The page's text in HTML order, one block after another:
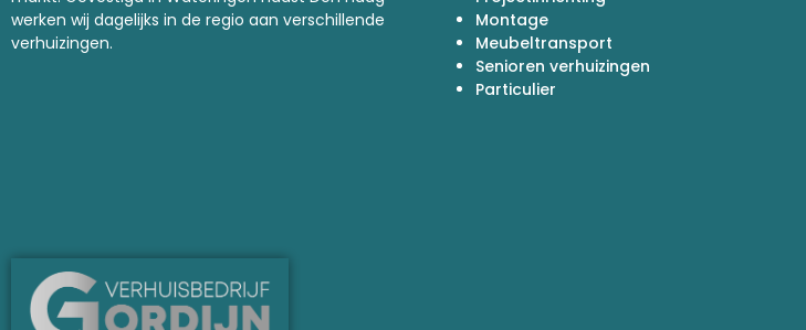
werken wij dagelijks in de regio aan verschillende
verhuizingen.
Montage
Meubeltransport
Senioren verhuizingen
Particulier